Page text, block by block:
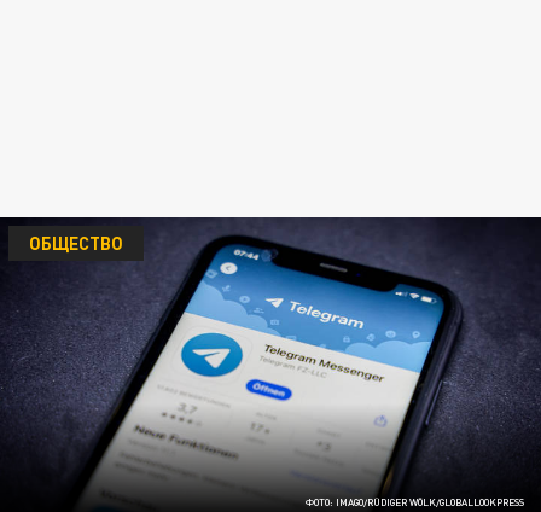
ФОТО: IMAGO/RÜDIGER WÖLK/GLOBALLOOKPRESS
ОБЩЕСТВО